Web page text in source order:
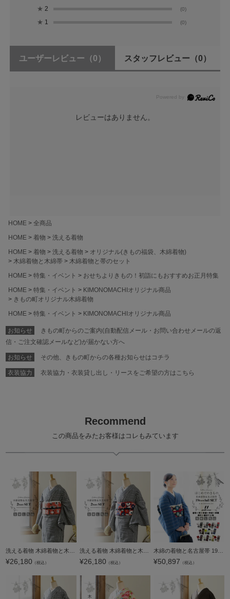
★ 2 (0)
★ 1 (0)
ユーザーレビュー （0） スタッフレビュー （0）
レビューはありません。
HOME
全商品
HOME
着物
洗える着物
HOME
着物 洗える着物
オリジナル(きもの福袋、木綿着物)
木綿着物と木綿帯
木綿着物と帯のセット
HOME
特集・イベント
おせちよりきもの！初詣にもおすすめお正月特集
HOME
特集・イベント
KIMONOMACHIオリジナル商品
きもの町オリジナル木綿着物
HOME
特集・イベント KIMONOMACHIオリジナル商品
お知らせ
きもの町からのご案内(自動配信メール・お問い合わせメールの返
信・ご注文確認メールなど)が届かない方へ
お知らせ その他、きもの町からの各種お知らせはコチラ
衣装協力 衣装協力・衣装貸し出し・リースをご希望の方はこちら
Recommend
この商品をみたお客様はコレもみています
¥26,180 （税込） ¥26,180 （税込）
木綿の着物と名古屋帯 19点フルセット 木綿着物 単衣 洗える着物 日本製 kimonomachiオリジナル お仕立て上がり レディース 女性 お洒落 シンプル 普段着 カジュアル S M L TL LL(2L)【メール便不可】
¥50,897 （税込）